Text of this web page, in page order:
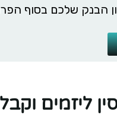
הבנק שלכם בסוף
ליזמים